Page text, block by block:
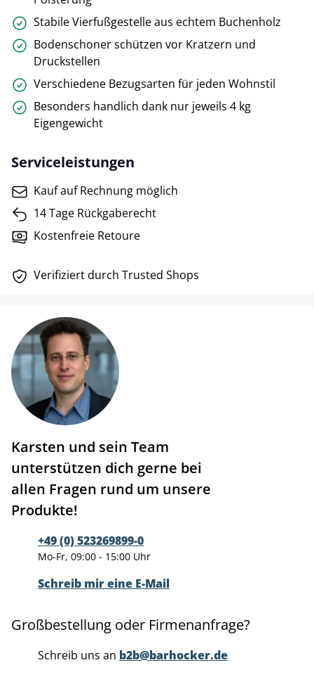
Stabile Vierfußgestelle aus echtem Buchenholz
Bodenschoner schützen vor Kratzern und
Druckstellen
Verschiedene Bezugsarten für jeden Wohnstil
Besonders handlich dank nur jeweils 4 kg
Eigengewicht
Serviceleistungen
Kauf auf Rechnung möglich
14 Tage Rückgaberecht
Kostenfreie Retoure
Verifiziert durch Trusted Shops
Karsten und sein Team
unterstützen dich gerne bei
allen Fragen rund um unsere
Produkte!
+49 (0) 523269899-0
Mo-Fr, 09:00 - 15:00 Uhr
Schreib mir eine E-Mail
Großbestellung oder Firmenanfrage?
Schreib uns an b2b@barhocker.de